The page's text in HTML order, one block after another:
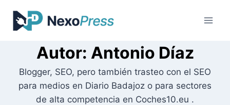
contenido
Autor: Antonio Díaz
Blogger, SEO, pero también trasteo con el SEO
para medios en Diario Badajoz o para sectores
de alta competencia en Coches10.eu .